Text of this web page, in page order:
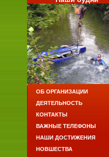
ОБ ОРГАНИЗАЦИИ
ДЕЯТЕЛЬНОСТЬ
КОНТАКТЫ
ВАЖНЫЕ ТЕЛЕФОНЫ
НАШИ ДОСТИЖЕНИЯ
НОВШЕСТВА